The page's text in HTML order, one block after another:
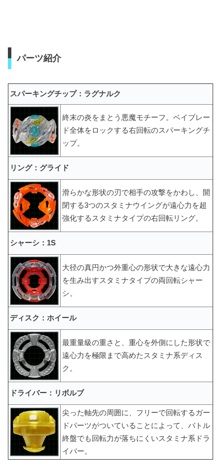
パーツ紹介
スパーキングチップ：ラグナルク
終末の炎をまとう悪魔モチーフ。ベイブレー
ド全体をロックする右回転のスパーキングチ
ップ。
リング：グライド
滑らかな形状の刃で相手の攻撃をかわし、開
閉する3つのスタミナウイングが遠心力を超
強化するスタミナタイプの右回転リング。
シャーシ：1S
大径の真円かつ外重心の形状で大きな遠心力
を生み出すスタミナタイプの両回転シャー
シ。
ディスク：ホイール
最重量級の重さと、重心を外側にした形状で
遠心力を極限まで高めたスタミナ系ディス
ク。
ドライバー：リボルブ
尖った軸先の周囲に、フリーで回転するガー
ドパーツがついていることによって、バトル
終盤でも回転力が落ちにくいスタミナ系ドラ
イバー。